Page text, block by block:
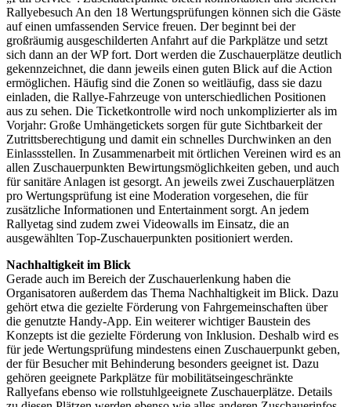
Rallyebesuch An den 18 Wertungsprüfungen können sich die Gäste
auf einen umfassenden Service freuen. Der beginnt bei der
großräumig ausgeschilderten Anfahrt auf die Parkplätze und setzt
sich dann an der WP fort. Dort werden die Zuschauerplätze deutlich
gekennzeichnet, die dann jeweils einen guten Blick auf die Action
ermöglichen. Häufig sind die Zonen so weitläufig, dass sie dazu
einladen, die Rallye-Fahrzeuge von unterschiedlichen Positionen
aus zu sehen. Die Ticketkontrolle wird noch unkomplizierter als im
Vorjahr: Große Umhängetickets sorgen für gute Sichtbarkeit der
Zutrittsberechtigung und damit ein schnelles Durchwinken an den
Einlassstellen. In Zusammenarbeit mit örtlichen Vereinen wird es an
allen Zuschauerpunkten Bewirtungsmöglichkeiten geben, und auch
für sanitäre Anlagen ist gesorgt. An jeweils zwei Zuschauerplätzen
pro Wertungsprüfung ist eine Moderation vorgesehen, die für
zusätzliche Informationen und Entertainment sorgt. An jedem
Rallyetag sind zudem zwei Videowalls im Einsatz, die an
ausgewählten Top-Zuschauerpunkten positioniert werden.
Nachhaltigkeit im Blick
Gerade auch im Bereich der Zuschauerlenkung haben die
Organisatoren außerdem das Thema Nachhaltigkeit im Blick. Dazu
gehört etwa die gezielte Förderung von Fahrgemeinschaften über
die genutzte Handy-App. Ein weiterer wichtiger Baustein des
Konzepts ist die gezielte Förderung von Inklusion. Deshalb wird es
für jede Wertungsprüfung mindestens einen Zuschauerpunkt geben,
der für Besucher mit Behinderung besonders geeignet ist. Dazu
gehören geeignete Parkplätze für mobilitätseingeschränkte
Rallyefans ebenso wie rollstuhlgeeignete Zuschauerplätze. Details